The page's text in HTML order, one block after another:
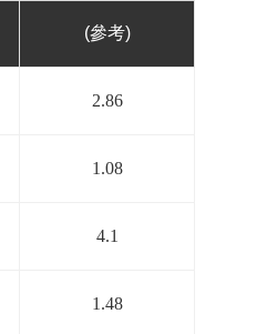
(參考)
2.86
1.08
4.1
1.48